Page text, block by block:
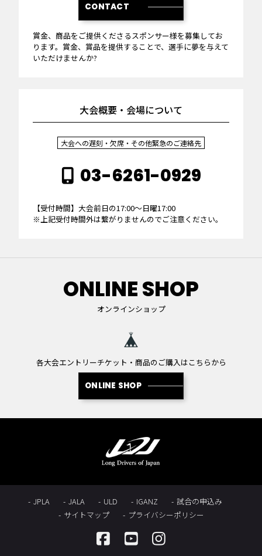
CONTACT
賞金、商品をご提供くださるスポンサー様を募集してお
ります。賞金、賞品を提供することで、選手に夢を与えて
いただけませんか?
大会概要・会場について
大会への遅刻・欠席・その他緊急のご連絡先
03-6261-0929
【受付時間】大会前日の17:00～日曜17:00
※上記受付時間外は繋がりませんのでご注意ください。
ONLINE SHOP
オンラインショップ
各大会エントリーチケット・商品のご購入はこちらから
ONLINE SHOP
JPLA JALA ULD IGANZ
試合の申込み
サイトマップ
プライバシーポリシー